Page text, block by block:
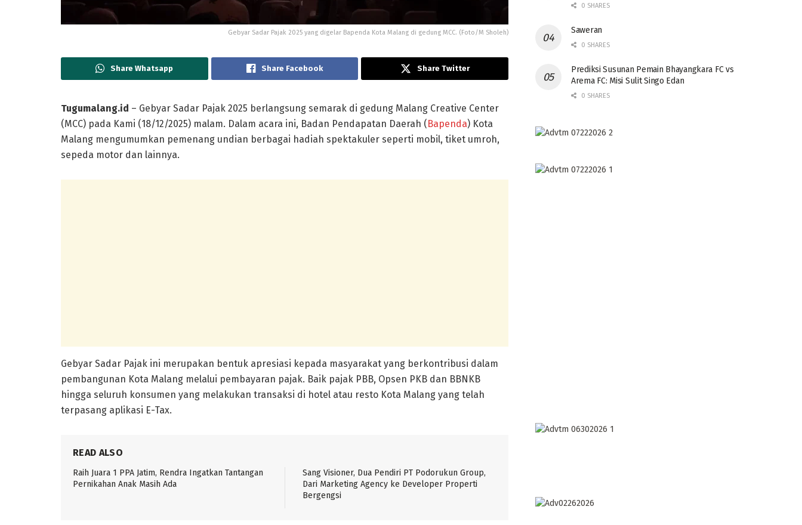
Gebyar Sadar Pajak 2025 yang digelar Bapenda Kota Malang di gedung MCC. (Foto/M Sholeh)
Share Whatsapp Share Facebook Share Twitter
Tugumalang.id – Gebyar Sadar Pajak 2025 berlangsung semarak di gedung Malang Creative Center
(MCC) pada Kami (18/12/2025) malam. Dalam acara ini, Badan Pendapatan Daerah (Bapenda) Kota
Malang mengumumkan pemenang undian berbagai hadiah spektakuler seperti mobil, tiket umroh,
sepeda motor dan lainnya.
Gebyar Sadar Pajak ini merupakan bentuk apresiasi kepada masyarakat yang berkontribusi dalam
pembangunan Kota Malang melalui pembayaran pajak. Baik pajak PBB, Opsen PKB dan BBNKB
hingga seluruh konsumen yang melakukan transaksi di hotel atau resto Kota Malang yang telah
terpasang aplikasi E-Tax.
READ ALSO
Raih Juara 1 PPA Jatim, Rendra Ingatkan Tantangan
Pernikahan Anak Masih Ada
Sang Visioner, Dua Pendiri PT Podorukun Group,
Dari Marketing Agency ke Developer Properti
Bergengsi
0 SHARES
Saweran
0 SHARES
Prediksi Susunan Pemain Bhayangkara FC vs
Arema FC: Misi Sulit Singo Edan
0 SHARES